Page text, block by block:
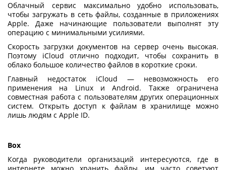
Облачный сервис максимально удобно использовать,
чтобы загружать в сеть файлы, созданные в приложениях
Apple. Даже начинающие пользователи выполнят эту
операцию с минимальными усилиями.
Скорость загрузки документов на сервер очень высокая.
Поэтому iCloud отлично подходит, чтобы сохранить в
облако большое количество файлов в короткие сроки.
Главный недостаток iCloud — невозможность его
применения на Linux и Android. Также ограничена
совместная работа с пользователям других операционных
систем. Открыть доступ к файлам в хранилище можно
лишь людям с Apple ID.
Box
Когда руководители организаций интересуются, где в